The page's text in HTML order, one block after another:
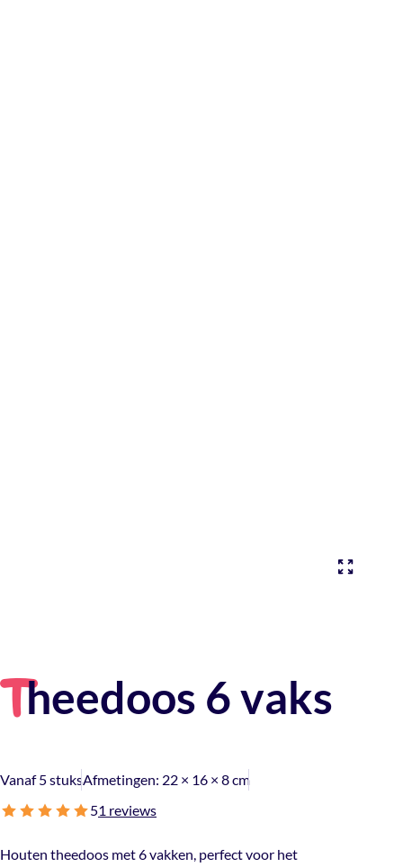
Theedoos 6 vaks
Vanaf 5 stuksAfmetingen: 22 × 16 × 8 cm
51 reviews
Houten theedoos met 6 vakken, perfect voor het